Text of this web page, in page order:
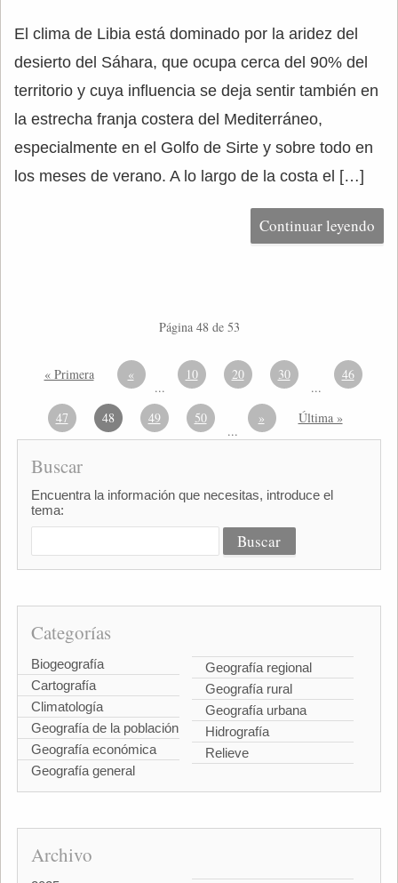
El clima de Libia está dominado por la aridez del
desierto del Sáhara, que ocupa cerca del 90% del
territorio y cuya influencia se deja sentir también en
la estrecha franja costera del Mediterráneo,
especialmente en el Golfo de Sirte y sobre todo en
los meses de verano. A lo largo de la costa el […]
Continuar leyendo
Página 48 de 53
« Primera «
...
10 20 30
...
46
47 48 49 50
...
» Última »
Buscar
Encuentra la información que necesitas, introduce el
tema:
Categorías
Biogeografía
Cartografía
Climatología
Geografía de la población
Geografía económica
Geografía general
Geografía regional
Geografía rural
Geografía urbana
Hidrografía
Relieve
Archivo